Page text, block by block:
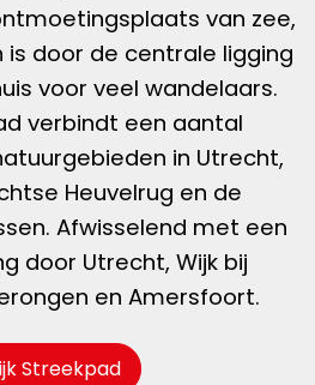
van zee,
is door de centrale ligging
voor veel wandelaars.
verbindt een aantal
in Utrecht,
Heuvelrug en de
Afwisselend met een
door Utrecht, Wijk bij
en Amersfoort.
Streekpad